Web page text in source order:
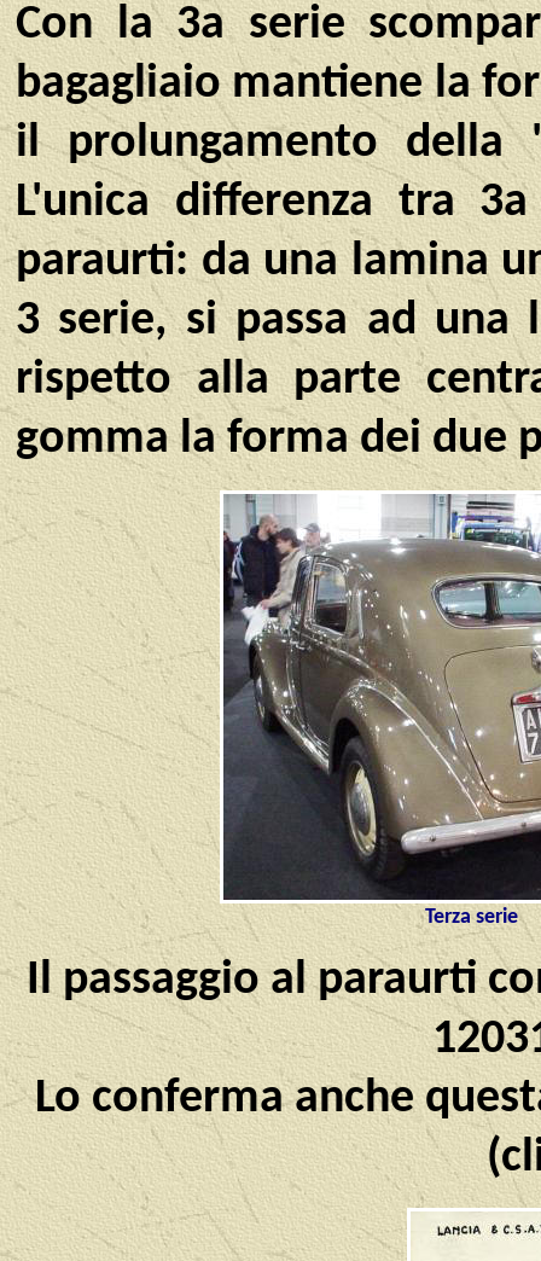
Con la 3a serie
bagagliaio mantiene la
il prolungamento della
L'unica differenza tra
paraurti: da una lamina
3 serie, si passa ad
rispetto alla parte
gomma la forma dei due
Terza serie
Il passaggio al paraurti
Lo conferma anche